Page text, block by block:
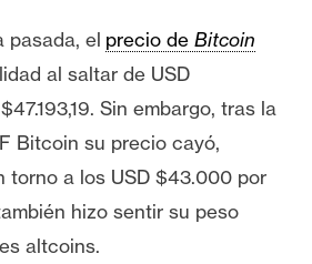
pasada, el precio de Bitcoin
al saltar de USD
Sin embargo, tras la
Bitcoin su precio cayó,
torno a los USD $43.000 por
hizo sentir su peso
altcoins.